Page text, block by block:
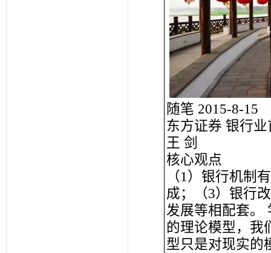
随笔 2015-8-15
东方证券 银行
王 剑
核心观点
（1）银行机制
成；（3）银行
发展等相配套。
的理论模型，我
型只是对现实的